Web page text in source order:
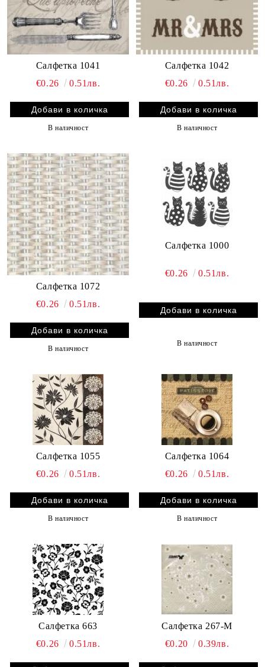
Салфетка 1041
€0.26
0.51лв.
В наличност
Салфетка 1042
€0.26
0.51лв.
В наличност
Салфетка 1072
€0.26
0.51лв.
В наличност
Салфетка 1000
€0.26 0.51лв.
В наличност
Салфетка 1055
€0.26
0.51лв.
В наличност
Салфетка 1064
€0.26
0.51лв.
В наличност
Салфетка 663
€0.26
0.51лв.
Салфетка 267-M
€0.20
0.39лв.